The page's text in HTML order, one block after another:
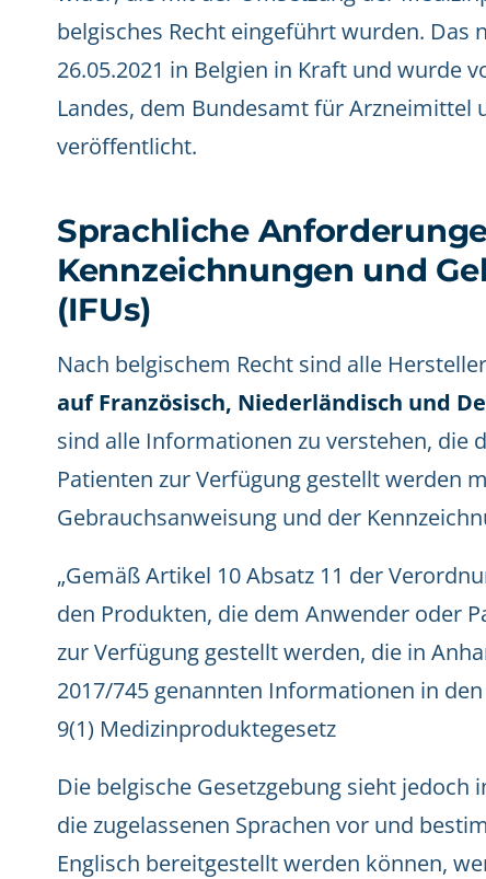
belgisches Recht eingeführt wurden. Das
26.05.2021 in Belgien in Kraft und wurde
Landes, dem Bundesamt für Arzneimittel
veröffentlicht.
Sprachliche
Kennzeichnungen und
(IFUs)
Nach belgischem Recht sind alle
auf Französisch, Niederländisch und
sind alle Informationen zu verstehen, die
Patienten zur Verfügung gestellt werden
Gebrauchsanweisung und der
„Gemäß Artikel 10 Absatz 11 der
den Produkten, die dem Anwender oder
zur Verfügung gestellt werden, die in
2017/745 genannten Informationen in
9(1) Medizinproduktegesetz
Die belgische Gesetzgebung sieht
die zugelassenen Sprachen vor und
Englisch bereitgestellt werden können,